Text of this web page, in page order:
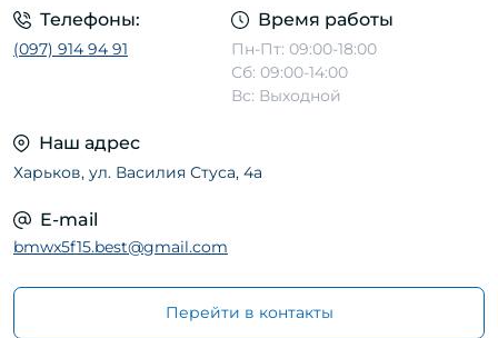
Телефоны:
(097) 914 94 91
Время работы
Пн-Пт: 09:00-18:00
Сб: 09:00-14:00
Вс: Выходной
Наш адрес
Харьков, ул. Василия Стуса, 4а
E-mail
bmwx5f15.best@gmail.com
Перейти в контакты